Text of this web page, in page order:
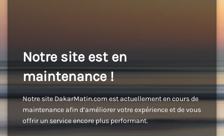
Notre site est en
maintenance !
Notre site DakarMatin.com est actuellement en cours de
maintenance afin d’améliorer votre expérience et de vous
offrir un service encore plus performant.